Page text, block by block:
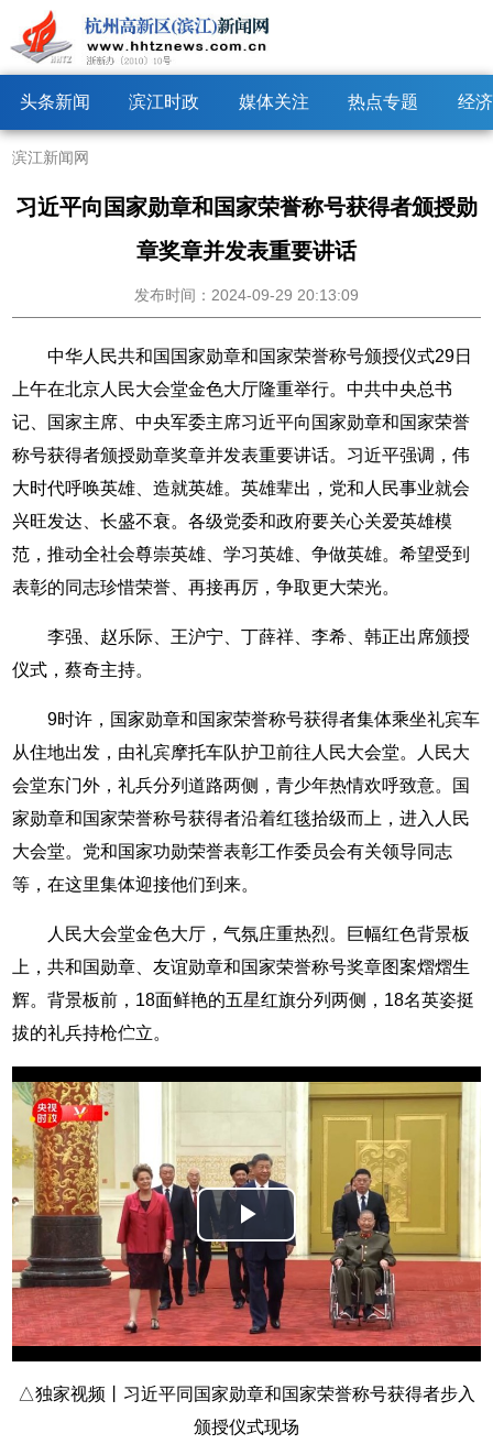
头条新闻 滨江时政 媒体关注 热点专题 经
滨江新闻网
习近平向国家勋章和国家荣誉称号获得者颁授勋
章奖章并发表重要讲话
发布时间：2024-09-29 20:13:09
中华人民共和国国家勋章和国家荣誉称号颁授仪式29日
上午在北京人民大会堂金色大厅隆重举行。中共中央总书
记、国家主席、中央军委主席习近平向国家勋章和国家荣誉
称号获得者颁授勋章奖章并发表重要讲话。习近平强调，伟
大时代呼唤英雄、造就英雄。英雄辈出，党和人民事业就会
兴旺发达、长盛不衰。各级党委和政府要关心关爱英雄模
范，推动全社会尊崇英雄、学习英雄、争做英雄。希望受到
表彰的同志珍惜荣誉、再接再厉，争取更大荣光。
李强、赵乐际、王沪宁、丁薛祥、李希、韩正出席颁授
仪式，蔡奇主持。
9时许，国家勋章和国家荣誉称号获得者集体乘坐礼宾车
从住地出发，由礼宾摩托车队护卫前往人民大会堂。人民大
会堂东门外，礼兵分列道路两侧，青少年热情欢呼致意。国
家勋章和国家荣誉称号获得者沿着红毯拾级而上，进入人民
大会堂。党和国家功勋荣誉表彰工作委员会有关领导同志
等，在这里集体迎接他们到来。
人民大会堂金色大厅，气氛庄重热烈。巨幅红色背景板
上，共和国勋章、友谊勋章和国家荣誉称号奖章图案熠熠生
辉。背景板前，18面鲜艳的五星红旗分列两侧，18名英姿挺
拔的礼兵持枪伫立。
Play
Video
△独家视频丨习近平同国家勋章和国家荣誉称号获得者步入
颁授仪式现场